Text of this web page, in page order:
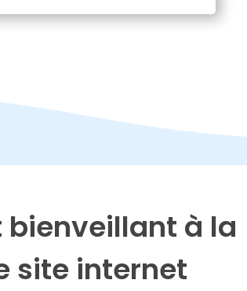
à la
site internet